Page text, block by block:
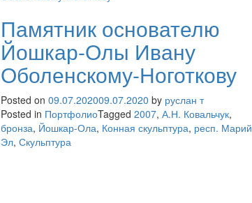
Памятник основателю
Йошкар-Олы Ивану
Оболенскому-Ноготкову
Posted on 09.07.202009.07.2020 by руслан т
Posted in ПортфолиоTagged 2007, А.Н. Ковальчук,
бронза, Йошкар-Ола, Конная скульптура, респ. Марий
Эл, Скульптура